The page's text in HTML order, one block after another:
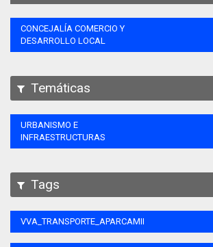
CONCEJALÍA COMERCIO Y
DESARROLLO LOCAL
Temáticas
URBANISMO E
INFRAESTRUCTURAS
Tags
VVA_TRANSPORTE_APARCAMIENTO_MOTOS_105